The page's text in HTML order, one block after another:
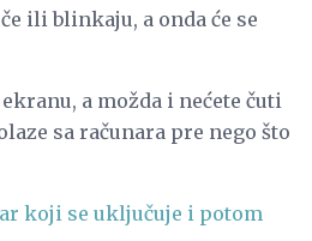
ili blinkaju, a onda će se
a možda i nećete čuti
sa računara pre nego što
koji se uključuje i potom